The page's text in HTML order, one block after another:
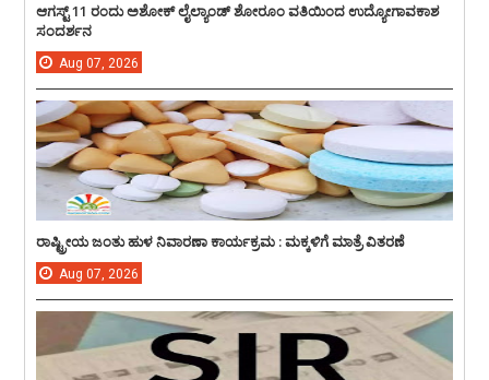
ಆಗಸ್ಟ್ 11 ರಂದು ಅಶೋಕ್ ಲೈಲ್ಯಾಂಡ್ ಶೋರೂಂ ವತಿಯಿಂದ ಉದ್ಯೋಗಾವಕಾಶ
ಸಂದರ್ಶನ
Aug 07, 2026
ರಾಷ್ಟ್ರೀಯ ಜಂತು ಹುಳ ನಿವಾರಣಾ ಕಾರ್ಯಕ್ರಮ : ಮಕ್ಕಳಿಗೆ ಮಾತ್ರೆ ವಿತರಣೆ
Aug 07, 2026